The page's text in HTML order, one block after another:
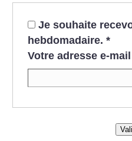
Je souhaite
hebdomadaire. *
Votre adresse e-mail